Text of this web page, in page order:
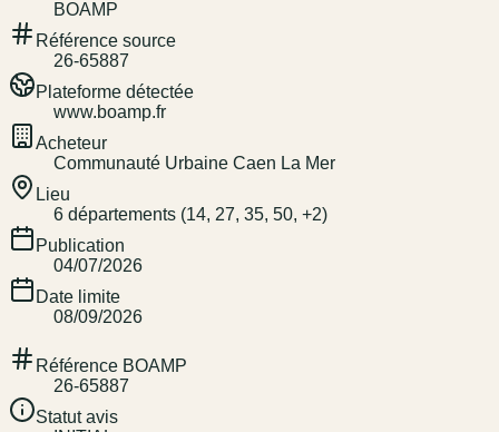
BOAMP
Référence source
26-65887
Plateforme détectée
www.boamp.fr
Acheteur
Communauté Urbaine Caen La Mer
Lieu
6 départements (14, 27, 35, 50, +2)
Publication
04/07/2026
Date limite
08/09/2026
Référence BOAMP
26-65887
Statut avis